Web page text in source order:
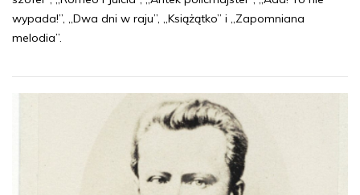
wypada!”, „Dwa dni w raju”, „Książątko” i „Zapomniana
melodia”.